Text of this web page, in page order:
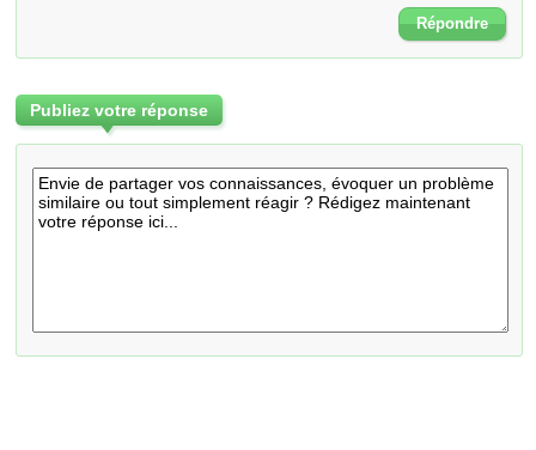
Répondre
Publiez votre réponse